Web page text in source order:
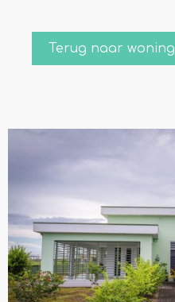
Terug naar woning